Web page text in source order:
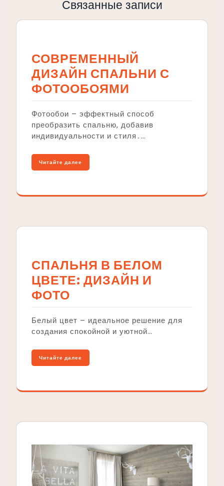
Связанные записи
СОВРЕМЕННЫЙ
ДИЗАЙН СПАЛЬНИ С
ФОТООБОЯМИ
Фотообои – эффектный способ
преобразить спальню, добавив
индивидуальности и стиля․…
Читайте далее
СПАЛЬНЯ В БЕЛОМ
ЦВЕТЕ: ДИЗАЙН И
ФОТО
Белый цвет – идеальное решение для
создания спокойной и уютной…
Читайте далее